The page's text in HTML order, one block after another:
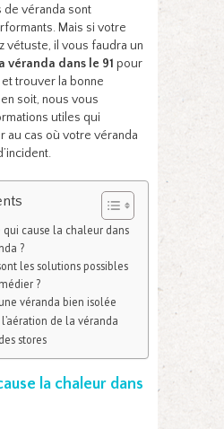
de véranda sont
Mais si votre
vétuste, il vous faudra un
véranda dans le 91 pour
trouver la bonne
soit, nous vous
utiles qui
au cas où votre véranda
qui cause la chaleur dans
?
les solutions possibles
?
véranda bien isolée
l’aération de la véranda
stores
la chaleur dans